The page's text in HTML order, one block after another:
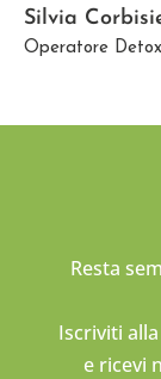
Silvia
Operatore
Resta
Iscriviti
e ricevi